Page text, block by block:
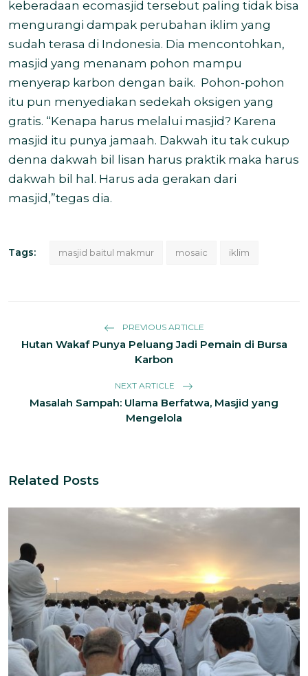
keberadaan ecomasjid tersebut paling tidak bisa
mengurangi dampak perubahan iklim yang
sudah terasa di Indonesia. Dia mencontohkan,
masjid yang menanam pohon mampu
menyerap karbon dengan baik. Pohon-pohon
itu pun menyediakan sedekah oksigen yang
gratis. “Kenapa harus melalui masjid? Karena
masjid itu punya jamaah. Dakwah itu tak cukup
denna dakwah bil lisan harus praktik maka harus
dakwah bil hal. Harus ada gerakan dari
masjid,”tegas dia.
Tags: masjid baitul makmur mosaic iklim
PREVIOUS ARTICLE
Hutan Wakaf Punya Peluang Jadi Pemain di Bursa
Karbon
NEXT ARTICLE
Masalah Sampah: Ulama Berfatwa, Masjid yang
Mengelola
Related Posts